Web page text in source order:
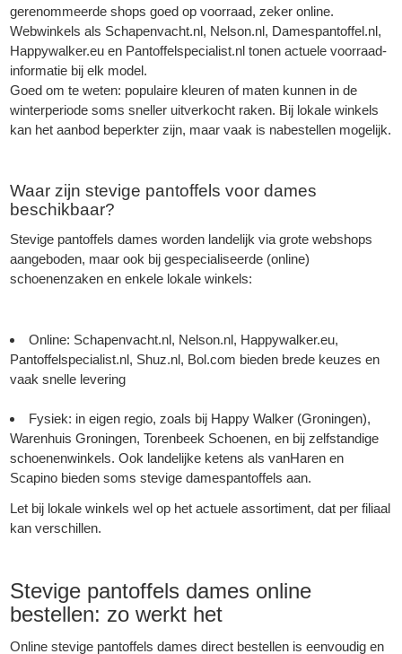
gerenommeerde shops goed op voorraad, zeker online.
Webwinkels als Schapenvacht.nl, Nelson.nl, Damespantoffel.nl,
Happywalker.eu en Pantoffelspecialist.nl tonen actuele voorraad-
informatie bij elk model.
Goed om te weten: populaire kleuren of maten kunnen in de
winterperiode soms sneller uitverkocht raken. Bij lokale winkels
kan het aanbod beperkter zijn, maar vaak is nabestellen mogelijk.
Waar zijn stevige pantoffels voor dames
beschikbaar?
Stevige pantoffels dames worden landelijk via grote webshops
aangeboden, maar ook bij gespecialiseerde (online)
schoenenzaken en enkele lokale winkels:
Online: Schapenvacht.nl, Nelson.nl, Happywalker.eu,
Pantoffelspecialist.nl, Shuz.nl, Bol.com bieden brede keuzes en
vaak snelle levering
Fysiek: in eigen regio, zoals bij Happy Walker (Groningen),
Warenhuis Groningen, Torenbeek Schoenen, en bij zelfstandige
schoenenwinkels. Ook landelijke ketens als vanHaren en
Scapino bieden soms stevige damespantoffels aan.
Let bij lokale winkels wel op het actuele assortiment, dat per filiaal
kan verschillen.
Stevige pantoffels dames online
bestellen: zo werkt het
Online stevige pantoffels dames direct bestellen is eenvoudig en